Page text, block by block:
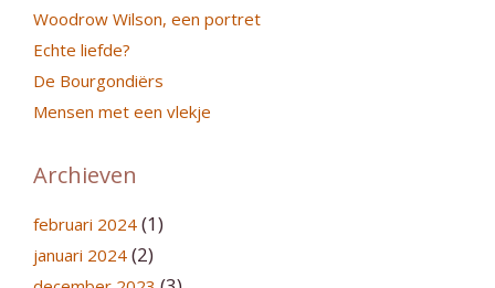
Woodrow Wilson, een portret
Echte liefde?
De Bourgondiërs
Mensen met een vlekje
Archieven
februari 2024 (1)
januari 2024 (2)